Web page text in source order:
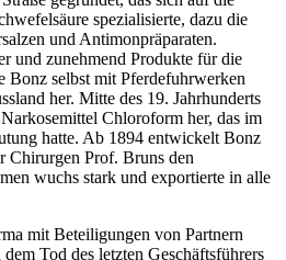
spezialisierte, dazu die
und Antimonpräparaten.
und zunehmend Produkte für die
selbst mit Pferdefuhrwerken
her. Mitte des 19. Jahrhunderts
Chloroform her, das im
hatte. Ab 1894 entwickelt Bonz
Chirurgen Prof. Bruns den
wuchs stark und exportierte in alle
mit Beteiligungen von Partnern
Tod des letzten Geschäftsführers